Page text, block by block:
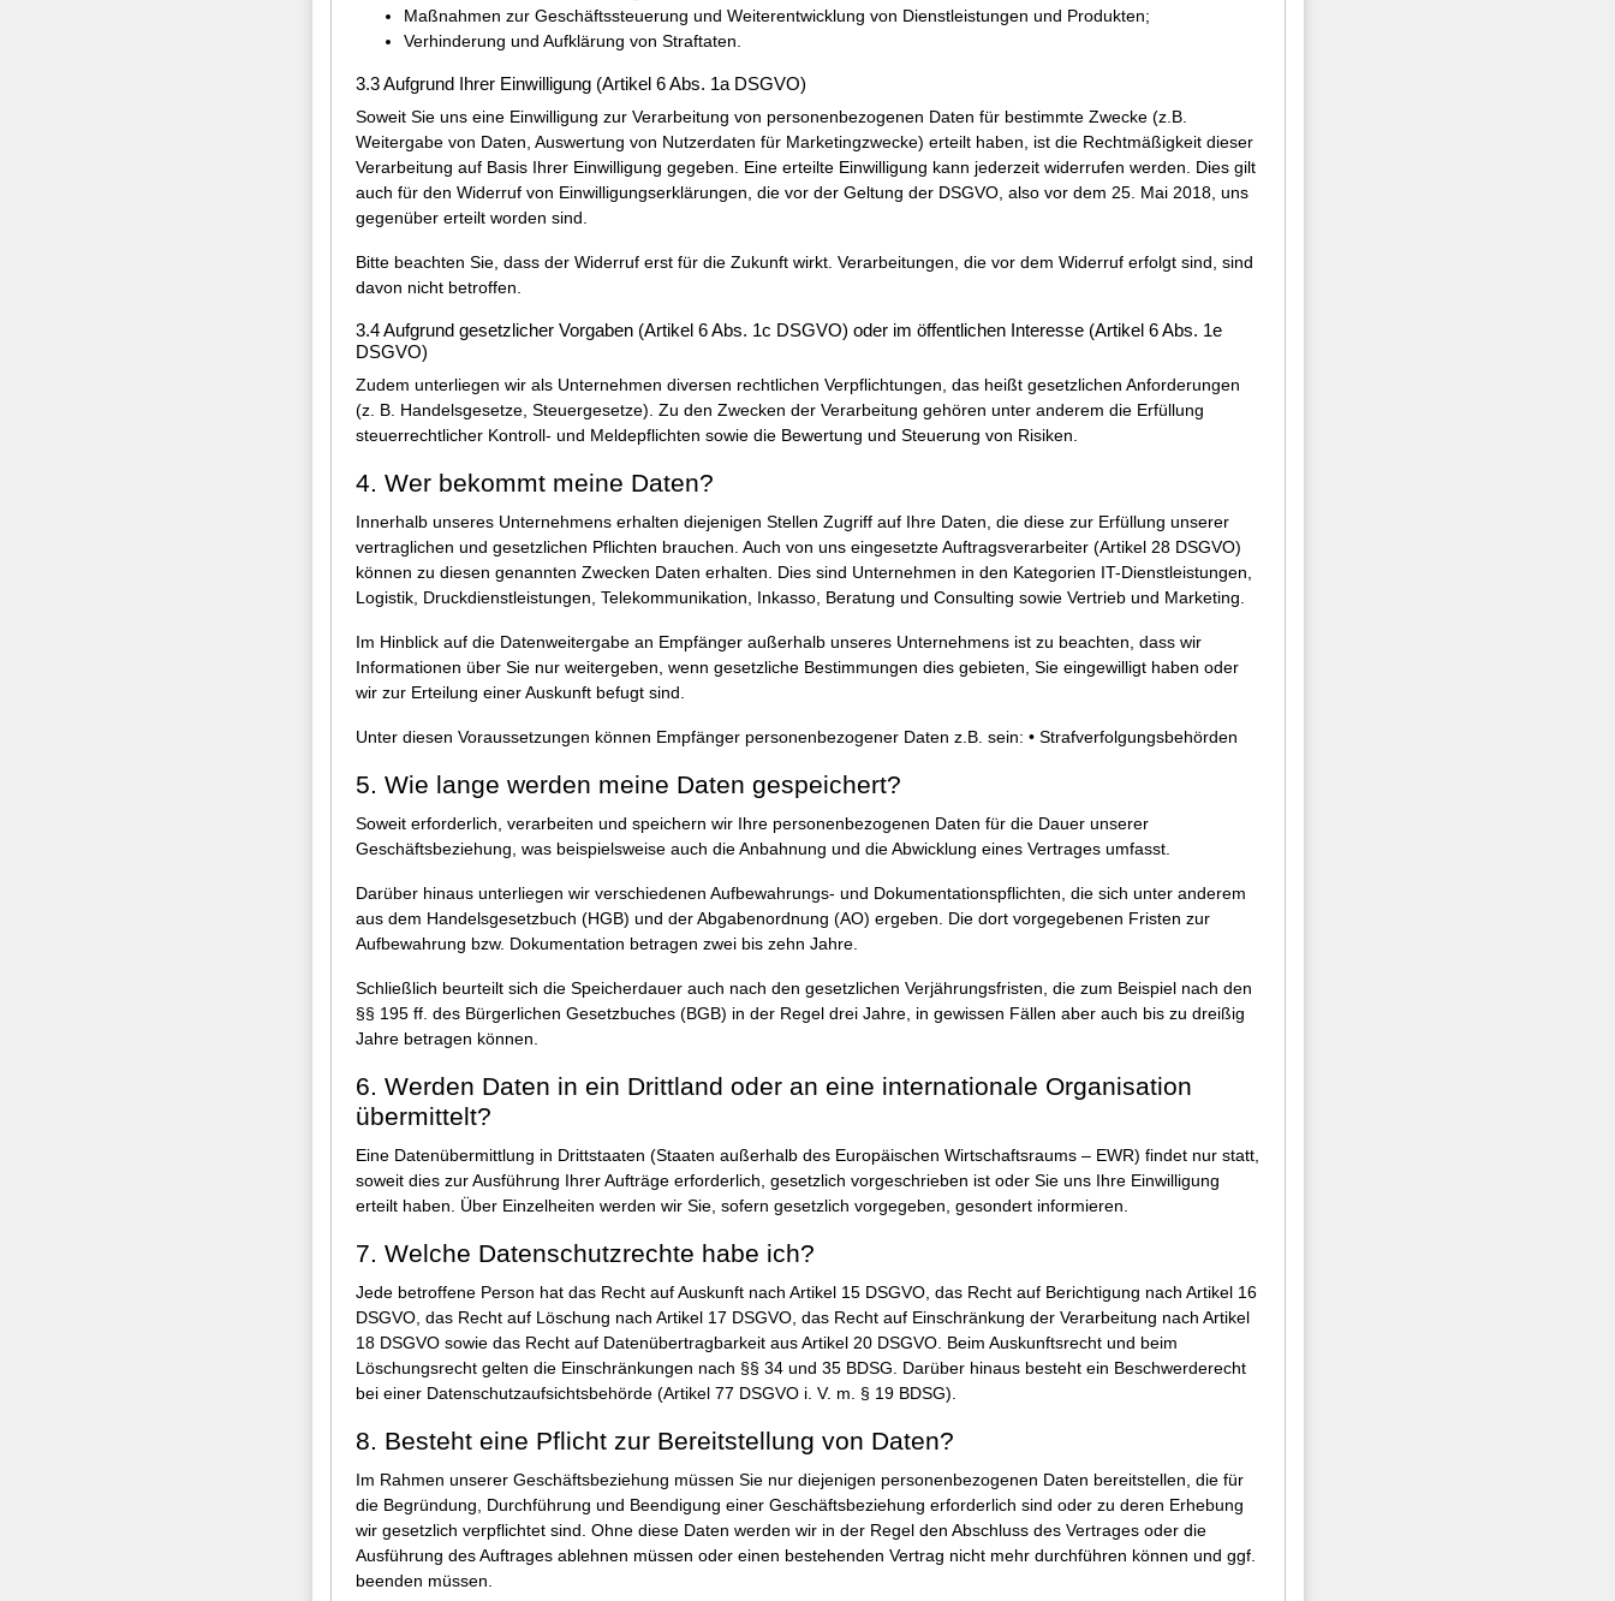
Maßnahmen zur Geschäftssteuerung und Weiterentwicklung von Dienstleistungen und Produkten;
Verhinderung und Aufklärung von Straftaten.
3.3 Aufgrund Ihrer Einwilligung (Artikel 6 Abs. 1a DSGVO)
Soweit Sie uns eine Einwilligung zur Verarbeitung von personenbezogenen Daten für bestimmte Zwecke (z.B.
Weitergabe von Daten, Auswertung von Nutzerdaten für Marketingzwecke) erteilt haben, ist die Rechtmäßigkeit dieser
Verarbeitung auf Basis Ihrer Einwilligung gegeben. Eine erteilte Einwilligung kann jederzeit widerrufen werden. Dies gilt
auch für den Widerruf von Einwilligungserklärungen, die vor der Geltung der DSGVO, also vor dem 25. Mai 2018, uns
gegenüber erteilt worden sind.
Bitte beachten Sie, dass der Widerruf erst für die Zukunft wirkt. Verarbeitungen, die vor dem Widerruf erfolgt sind, sind
davon nicht betroffen.
3.4 Aufgrund gesetzlicher Vorgaben (Artikel 6 Abs. 1c DSGVO) oder im öffentlichen Interesse (Artikel 6 Abs. 1e
DSGVO)
Zudem unterliegen wir als Unternehmen diversen rechtlichen Verpflichtungen, das heißt gesetzlichen Anforderungen
(z. B. Handelsgesetze, Steuergesetze). Zu den Zwecken der Verarbeitung gehören unter anderem die Erfüllung
steuerrechtlicher Kontroll- und Meldepflichten sowie die Bewertung und Steuerung von Risiken.
4. Wer bekommt meine Daten?
Innerhalb unseres Unternehmens erhalten diejenigen Stellen Zugriff auf Ihre Daten, die diese zur Erfüllung unserer
vertraglichen und gesetzlichen Pflichten brauchen. Auch von uns eingesetzte Auftragsverarbeiter (Artikel 28 DSGVO)
können zu diesen genannten Zwecken Daten erhalten. Dies sind Unternehmen in den Kategorien IT-Dienstleistungen,
Logistik, Druckdienstleistungen, Telekommunikation, Inkasso, Beratung und Consulting sowie Vertrieb und Marketing.
Im Hinblick auf die Datenweitergabe an Empfänger außerhalb unseres Unternehmens ist zu beachten, dass wir
Informationen über Sie nur weitergeben, wenn gesetzliche Bestimmungen dies gebieten, Sie eingewilligt haben oder
wir zur Erteilung einer Auskunft befugt sind.
Unter diesen Voraussetzungen können Empfänger personenbezogener Daten z.B. sein: • Strafverfolgungsbehörden
5. Wie lange werden meine Daten gespeichert?
Soweit erforderlich, verarbeiten und speichern wir Ihre personenbezogenen Daten für die Dauer unserer
Geschäftsbeziehung, was beispielsweise auch die Anbahnung und die Abwicklung eines Vertrages umfasst.
Darüber hinaus unterliegen wir verschiedenen Aufbewahrungs- und Dokumentationspflichten, die sich unter anderem
aus dem Handelsgesetzbuch (HGB) und der Abgabenordnung (AO) ergeben. Die dort vorgegebenen Fristen zur
Aufbewahrung bzw. Dokumentation betragen zwei bis zehn Jahre.
Schließlich beurteilt sich die Speicherdauer auch nach den gesetzlichen Verjährungsfristen, die zum Beispiel nach den
§§ 195 ff. des Bürgerlichen Gesetzbuches (BGB) in der Regel drei Jahre, in gewissen Fällen aber auch bis zu dreißig
Jahre betragen können.
6. Werden Daten in ein Drittland oder an eine internationale Organisation
übermittelt?
Eine Datenübermittlung in Drittstaaten (Staaten außerhalb des Europäischen Wirtschaftsraums – EWR) findet nur statt,
soweit dies zur Ausführung Ihrer Aufträge erforderlich, gesetzlich vorgeschrieben ist oder Sie uns Ihre Einwilligung
erteilt haben. Über Einzelheiten werden wir Sie, sofern gesetzlich vorgegeben, gesondert informieren.
7. Welche Datenschutzrechte habe ich?
Jede betroffene Person hat das Recht auf Auskunft nach Artikel 15 DSGVO, das Recht auf Berichtigung nach Artikel 16
DSGVO, das Recht auf Löschung nach Artikel 17 DSGVO, das Recht auf Einschränkung der Verarbeitung nach Artikel
18 DSGVO sowie das Recht auf Datenübertragbarkeit aus Artikel 20 DSGVO. Beim Auskunftsrecht und beim
Löschungsrecht gelten die Einschränkungen nach §§ 34 und 35 BDSG. Darüber hinaus besteht ein Beschwerderecht
bei einer Datenschutzaufsichtsbehörde (Artikel 77 DSGVO i. V. m. § 19 BDSG).
8. Besteht eine Pflicht zur Bereitstellung von Daten?
Im Rahmen unserer Geschäftsbeziehung müssen Sie nur diejenigen personenbezogenen Daten bereitstellen, die für
die Begründung, Durchführung und Beendigung einer Geschäftsbeziehung erforderlich sind oder zu deren Erhebung
wir gesetzlich verpflichtet sind. Ohne diese Daten werden wir in der Regel den Abschluss des Vertrages oder die
Ausführung des Auftrages ablehnen müssen oder einen bestehenden Vertrag nicht mehr durchführen können und ggf.
beenden müssen.